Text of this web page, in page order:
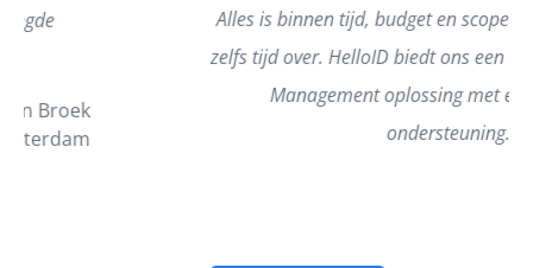
Alles is binnen tijd, budget en scope opgeleverd en er was
zelfs tijd over. HelloID biedt ons een toekomstvaste Identity
Management oplossing met een uitstekende